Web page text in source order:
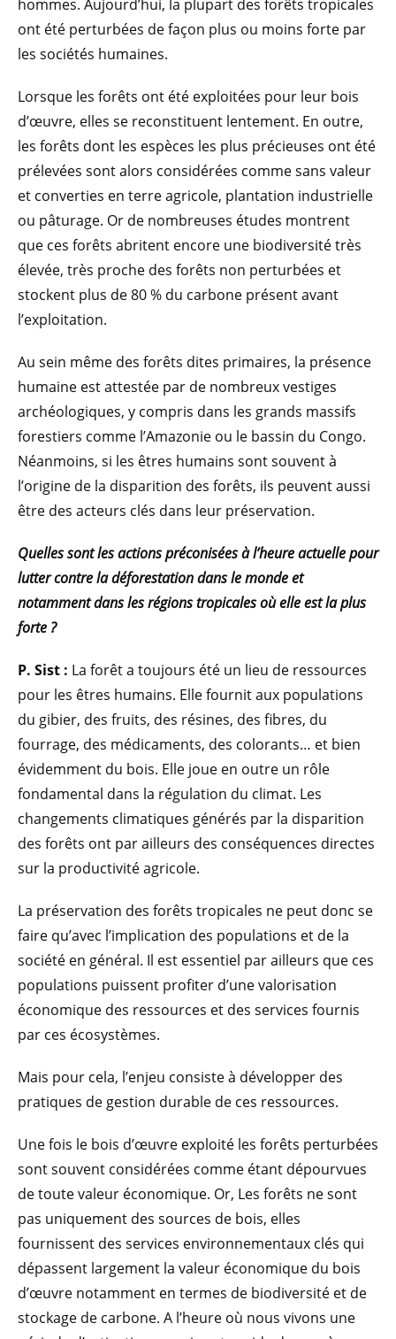
hommes. Aujourd’hui, la plupart des forêts tropicales
ont été perturbées de façon plus ou moins forte par
les sociétés humaines.
Lorsque les forêts ont été exploitées pour leur bois
d’œuvre, elles se reconstituent lentement. En outre,
les forêts dont les espèces les plus précieuses ont été
prélevées sont alors considérées comme sans valeur
et converties en terre agricole, plantation industrielle
ou pâturage. Or de nombreuses études montrent
que ces forêts abritent encore une biodiversité très
élevée, très proche des forêts non perturbées et
stockent plus de 80 % du carbone présent avant
l’exploitation.
Au sein même des forêts dites primaires, la présence
humaine est attestée par de nombreux vestiges
archéologiques, y compris dans les grands massifs
forestiers comme l’Amazonie ou le bassin du Congo.
Néanmoins, si les êtres humains sont souvent à
l’origine de la disparition des forêts, ils peuvent aussi
être des acteurs clés dans leur préservation.
Quelles sont les actions préconisées à l’heure actuelle pour
lutter contre la déforestation dans le monde et
notamment dans les régions tropicales où elle est la plus
forte ?
P. Sist : La forêt a toujours été un lieu de ressources
pour les êtres humains. Elle fournit aux populations
du gibier, des fruits, des résines, des fibres, du
fourrage, des médicaments, des colorants… et bien
évidemment du bois. Elle joue en outre un rôle
fondamental dans la régulation du climat. Les
changements climatiques générés par la disparition
des forêts ont par ailleurs des conséquences directes
sur la productivité agricole.
La préservation des forêts tropicales ne peut donc se
faire qu’avec l’implication des populations et de la
société en général. Il est essentiel par ailleurs que ces
populations puissent profiter d’une valorisation
économique des ressources et des services fournis
par ces écosystèmes.
Mais pour cela, l’enjeu consiste à développer des
pratiques de gestion durable de ces ressources.
Une fois le bois d’œuvre exploité les forêts perturbées
sont souvent considérées comme étant dépourvues
de toute valeur économique. Or, Les forêts ne sont
pas uniquement des sources de bois, elles
fournissent des services environnementaux clés qui
dépassent largement la valeur économique du bois
d’œuvre notamment en termes de biodiversité et de
stockage de carbone. A l’heure où nous vivons une